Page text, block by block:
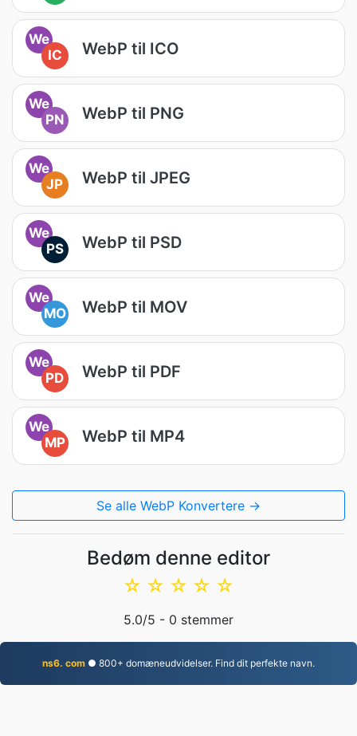
We
IC
WebP til ICO
We
PN
WebP til PNG
We
JP
WebP til JPEG
We
PS
WebP til PSD
We
MO
WebP til MOV
We
PD
WebP til PDF
We
MP
WebP til MP4
Se alle WebP Konvertere →
Bedøm denne editor
☆
☆
☆
☆
☆
5.0/5 - 0 stemmer
ns6. com ● 800+ domæneudvidelser. Find dit perfekte navn.